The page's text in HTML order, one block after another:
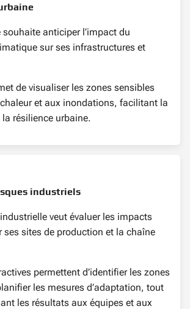
anticiper l’impact du
sur ses infrastructures et
de visualiser les zones sensibles
et aux inondations, facilitant la
résilience urbaine.
industriels
veut évaluer les impacts
sites de production et la chaîne
permettent d’identifier les zones
les mesures d’adaptation, tout
les résultats aux équipes et aux